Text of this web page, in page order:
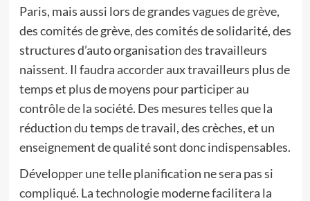
Paris, mais aussi lors de grandes vagues de grève,
des comités de grève, des comités de solidarité, des
structures d’auto organisation des travailleurs
naissent. Il faudra accorder aux travailleurs plus de
temps et plus de moyens pour participer au
contrôle de la société. Des mesures telles que la
réduction du temps de travail, des crèches, et un
enseignement de qualité sont donc indispensables.
Développer une telle planification ne sera pas si
compliqué. La technologie moderne facilitera la